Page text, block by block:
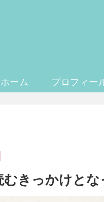
ホーム プロフィー
むきっかけと